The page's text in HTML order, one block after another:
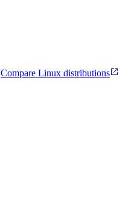
Compare Linux distributions